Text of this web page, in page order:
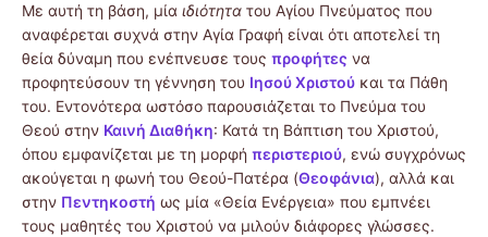
Με αυτή τη βάση, μία ιδιότητα του Αγίου Πνεύματος που
αναφέρεται συχνά στην Αγία Γραφή είναι ότι αποτελεί τη
θεία δύναμη που ενέπνευσε τους προφήτες να
προφητεύσουν τη γέννηση του Ιησού Χριστού και τα Πάθη
του. Εντονότερα ωστόσο παρουσιάζεται το Πνεύμα του
Θεού στην Καινή Διαθήκη: Κατά τη Βάπτιση του Χριστού,
όπου εμφανίζεται με τη μορφή περιστεριού, ενώ συγχρόνως
ακούγεται η φωνή του Θεού-Πατέρα (Θεοφάνια), αλλά και
στην Πεντηκοστή ως μία «Θεία Ενέργεια» που εμπνέει
τους μαθητές του Χριστού να μιλούν διάφορες γλώσσες.